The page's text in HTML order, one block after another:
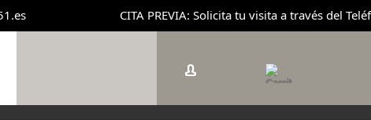
CITA PREVIA: Solicita tu visita a través del